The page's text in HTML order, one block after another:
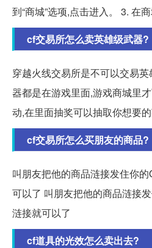
到“商城”选项,点击进入。 3. 在商
cf交易所怎么卖英雄级武器?
穿越火线交易所是不可以交易
器都是在游戏里面,游戏商城里
动,在里面抽奖可以抽取你想要
cf交易所怎么买朋友的商品?
叫朋友把他的商品涟接发住你
可以了 叫朋友把他的商品涟接
涟接就可以了
cf道具的光效怎么卖出去?